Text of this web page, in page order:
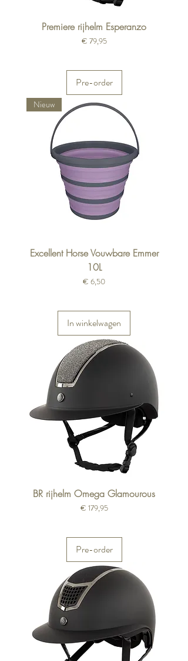
Premiere rijhelm Esperanzo
Prijs
€ 79,95
Pre-order
Nieuw
Excellent Horse Vouwbare Emmer
10L
Prijs
€ 6,50
In winkelwagen
BR rijhelm Omega Glamourous
Prijs
€ 179,95
Pre-order